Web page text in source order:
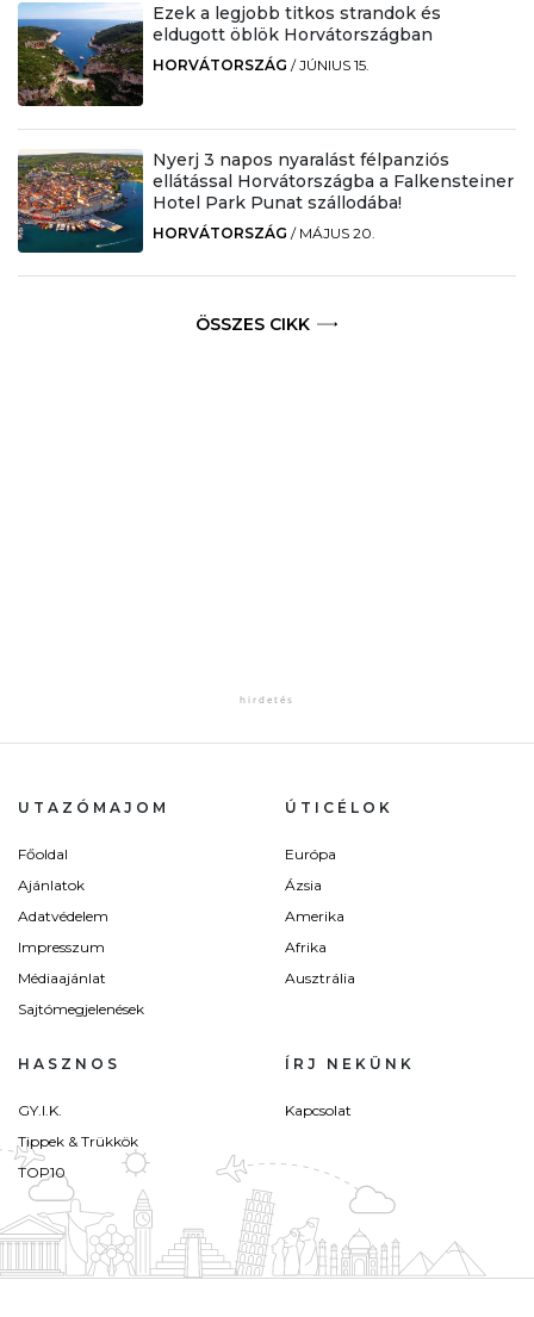
Ezek a legjobb titkos strandok és
eldugott öblök Horvátországban
HORVÁTORSZÁG /JÚNIUS 15.
Nyerj 3 napos nyaralást félpanziós
ellátással Horvátországba a Falkensteiner
Hotel Park Punat szállodába!
HORVÁTORSZÁG / MÁJUS 20.
ÖSSZES CIKK
UTAZÓMAJOM
Főoldal
Ajánlatok
Adatvédelem
Impresszum
Médiaajánlat
Sajtómegjelenések
ÚTICÉLOK
Európa
Ázsia
Amerika
Afrika
Ausztrália
HASZNOS
GY.I.K.
Tippek & Trükkök
TOP10
ÍRJ NEKÜNK
Kapcsolat